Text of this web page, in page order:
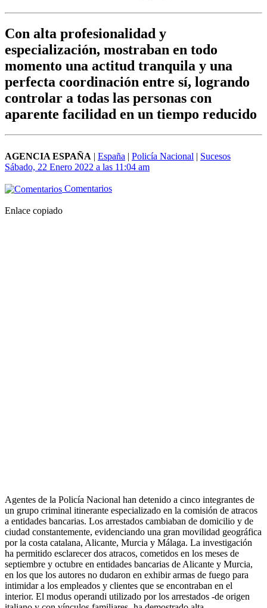
Con alta profesionalidad y
especialización, mostraban en todo
momento una actitud tranquila y una
perfecta coordinación entre sí, logrando
controlar a todas las personas con
aparente facilidad en un tiempo reducido
AGENCIA ESPAÑA | España | Policía Nacional | Sucesos
Sábado, 22 Enero 2022 a las 11:04 am
Comentarios
Enlace copiado
Agentes de la Policía Nacional han detenido a cinco integrantes de
un grupo criminal itinerante especializado en la comisión de atracos
a entidades bancarias. Los arrestados cambiaban de domicilio y de
ciudad constantemente, evidenciando una gran movilidad geográfica
por la costa catalana, Alicante, Murcia y Málaga. La investigación
ha permitido esclarecer dos atracos, cometidos en los meses de
septiembre y octubre en entidades bancarias de Alicante y Murcia,
en los que los autores no dudaron en exhibir armas de fuego para
intimidar a los empleados y clientes que se encontraban en el
interior. El modus operandi utilizado por los arrestados -de origen